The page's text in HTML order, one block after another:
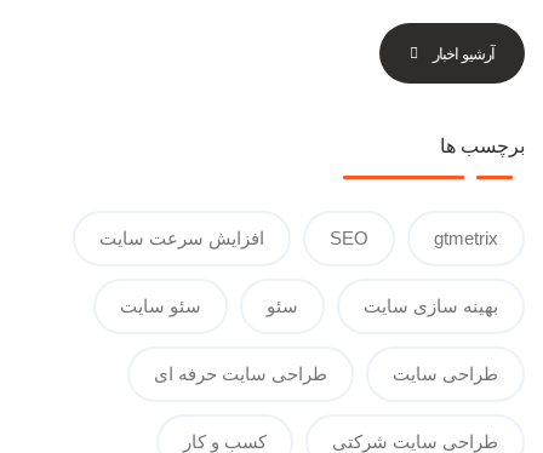
آرشیو اخبار
برچسب ها
gtmetrix
SEO افزایش سرعت سایت
بهینه سازی سایت سئو سئو سایت
طراحی سایت طراحی سایت حرفه ای
طراحی سایت شرکتی کسب و کار